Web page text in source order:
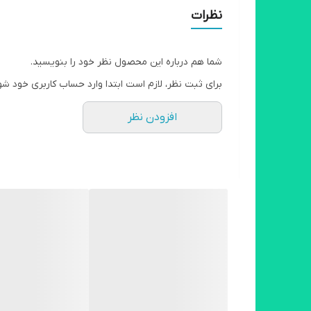
نظرات
شما هم درباره این محصول نظر خود را بنویسید.
برای ثبت نظر، لازم است ابتدا وارد حساب کاربری خود
افزودن نظر